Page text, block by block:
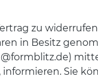
zu
in Besitz
Sie